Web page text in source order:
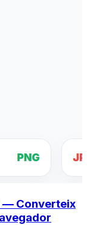
— Converteix